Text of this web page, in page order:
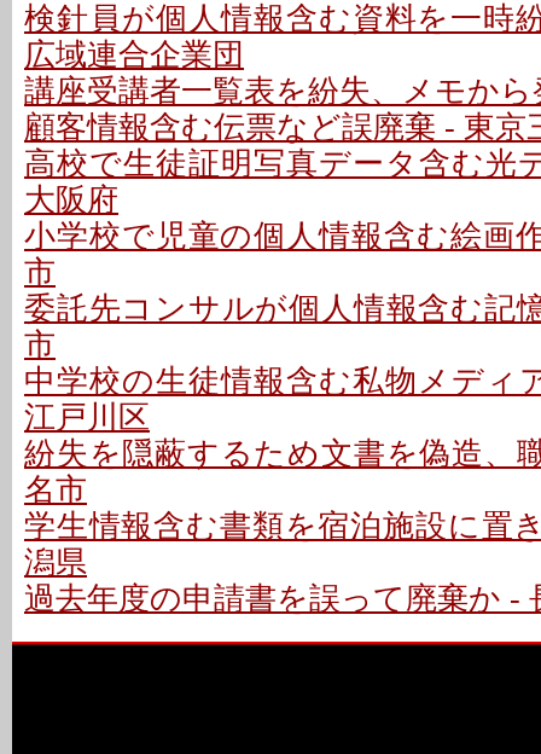
検針員が個人情報含む資料を一時
広域連合企業団
講座受講者一覧表を紛失、メモか
顧客情報含む伝票など誤廃棄 - 東京
高校で生徒証明写真データ含む光
大阪府
小学校で児童の個人情報含む絵画
市
委託先コンサルが個人情報含む記
市
中学校の生徒情報含む私物メディ
江戸川区
紛失を隠蔽するため文書を偽造、
名市
学生情報含む書類を宿泊施設に置
潟県
過去年度の申請書を誤って廃棄か -